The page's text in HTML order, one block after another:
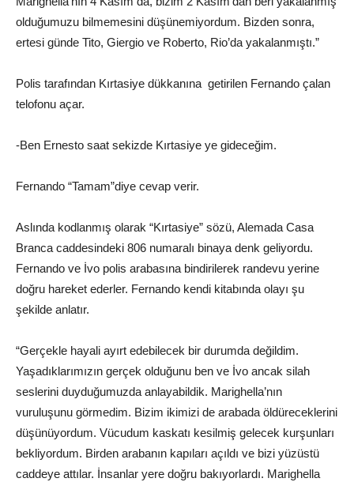
olduğumuzu bilmemesini düşünemiyordum. Bizden sonra,
ertesi günde Tito, Giergio ve Roberto, Rio’da yakalanmıştı.”
Polis tarafından Kırtasiye dükkanına getirilen Fernando çalan
telofonu açar.
-Ben Ernesto saat sekizde Kırtasiye ye gideceğim.
Fernando “Tamam”diye cevap verir.
Aslında kodlanmış olarak “Kırtasiye” sözü, Alemada Casa
Branca caddesindeki 806 numaralı binaya denk geliyordu.
Fernando ve İvo polis arabasına bindirilerek randevu yerine
doğru hareket ederler. Fernando kendi kitabında olayı şu
şekilde anlatır.
“Gerçekle hayali ayırt edebilecek bir durumda değildim.
Yaşadıklarımızın gerçek olduğunu ben ve İvo ancak silah
seslerini duyduğumuzda anlayabildik. Marighella’nın
vuruluşunu görmedim. Bizim ikimizi de arabada öldüreceklerini
düşünüyordum. Vücudum kaskatı kesilmiş gelecek kurşunları
bekliyordum. Birden arabanın kapıları açıldı ve bizi yüzüstü
caddeye attılar. İnsanlar yere doğru bakıyorlardı. Marighella